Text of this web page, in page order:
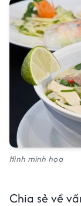
Hình minh họa
Chia sẻ về